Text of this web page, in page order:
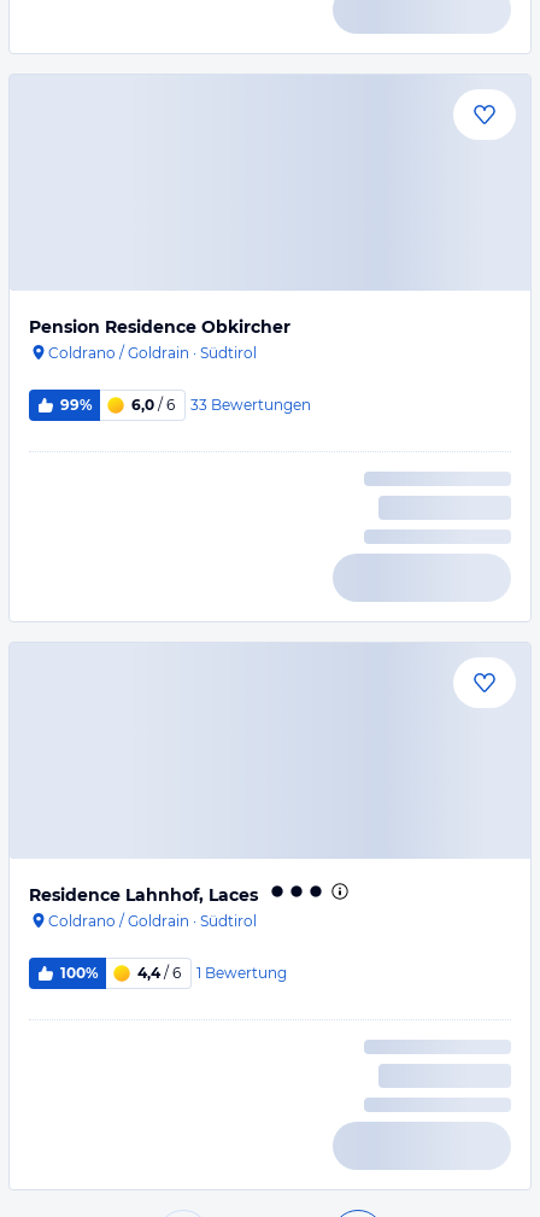
Pension Residence Obkircher
Coldrano / Goldrain · Südtirol
99% 6,0 / 6 33 Bewertungen
Residence Lahnhof, Laces
Coldrano / Goldrain · Südtirol
100% 4,4/ 6 1 Bewertung